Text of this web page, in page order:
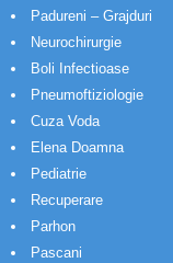
Padureni – Grajduri
Neurochirurgie
Boli Infectioase
Pneumoftiziologie
Cuza Voda
Elena Doamna
Pediatrie
Recuperare
Parhon
Pascani